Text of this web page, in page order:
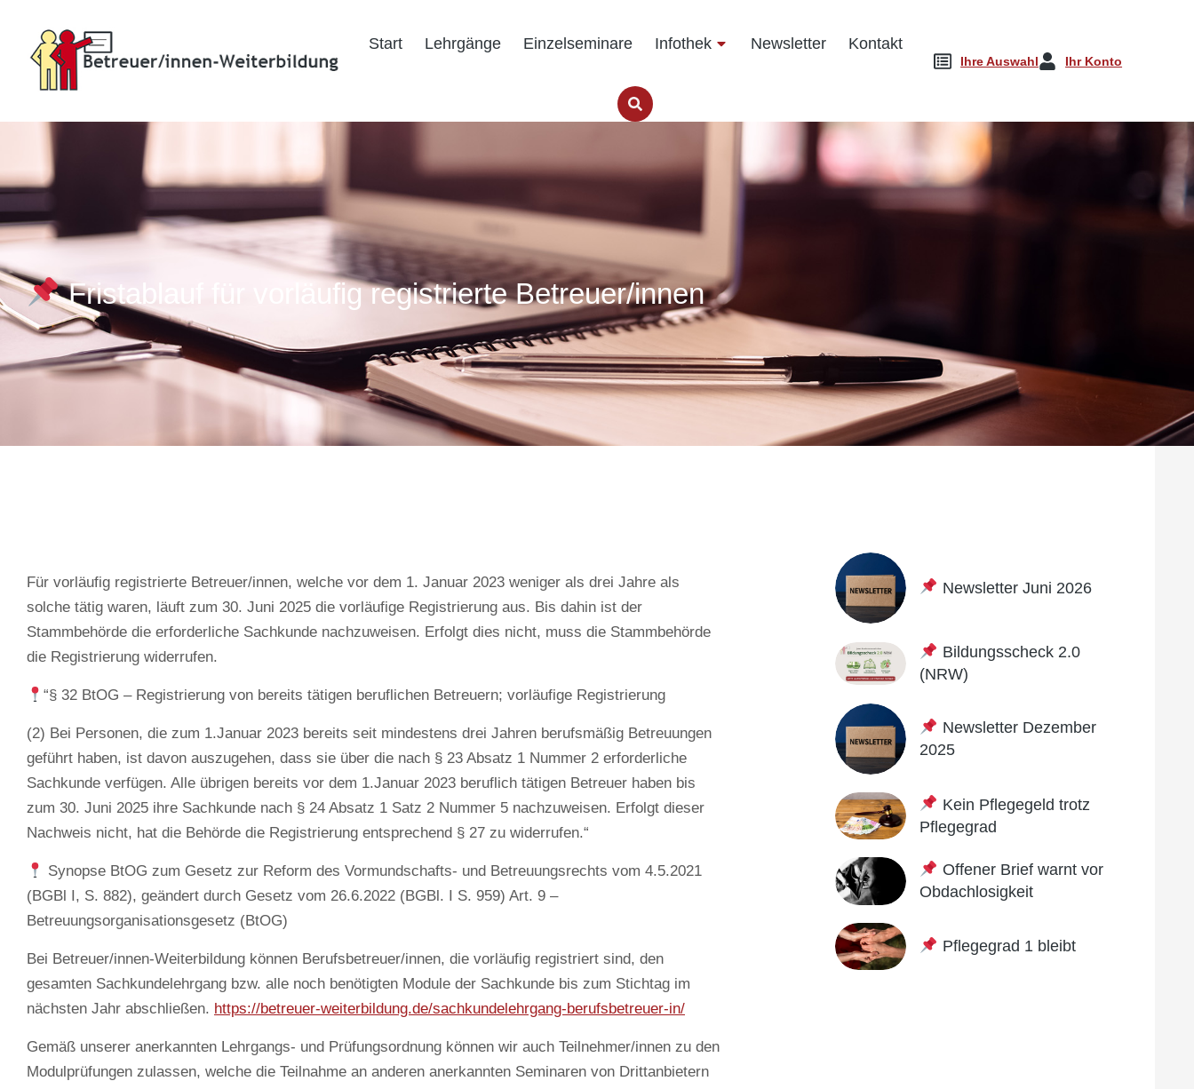
Start Lehrgänge Einzelseminare Infothek Newsletter Kontakt
Ihre Auswahl Ihr Konto
Fristablauf für vorläufig registrierte Betreuer/innen
Für vorläufig registrierte Betreuer/innen, welche vor dem 1. Januar 2023 weniger als drei Jahre als
solche tätig waren, läuft zum 30. Juni 2025 die vorläufige Registrierung aus. Bis dahin ist der
Stammbehörde die erforderliche Sachkunde nachzuweisen. Erfolgt dies nicht, muss die Stammbehörde
die Registrierung widerrufen.
“§ 32 BtOG – Registrierung von bereits tätigen beruflichen Betreuern; vorläufige Registrierung
(2) Bei Personen, die zum 1.Januar 2023 bereits seit mindestens drei Jahren berufsmäßig Betreuungen
geführt haben, ist davon auszugehen, dass sie über die nach § 23 Absatz 1 Nummer 2 erforderliche
Sachkunde verfügen. Alle übrigen bereits vor dem 1.Januar 2023 beruflich tätigen Betreuer haben bis
zum 30. Juni 2025 ihre Sachkunde nach § 24 Absatz 1 Satz 2 Nummer 5 nachzuweisen. Erfolgt dieser
Nachweis nicht, hat die Behörde die Registrierung entsprechend § 27 zu widerrufen.“
Synopse BtOG zum Gesetz zur Reform des Vormundschafts- und Betreuungsrechts vom 4.5.2021
(BGBl I, S. 882), geändert durch Gesetz vom 26.6.2022 (BGBl. I S. 959) Art. 9 –
Betreuungsorganisationsgesetz (BtOG)
Bei Betreuer/innen-Weiterbildung können Berufsbetreuer/innen, die vorläufig registriert sind, den
gesamten Sachkundelehrgang bzw. alle noch benötigten Module der Sachkunde bis zum Stichtag im
nächsten Jahr abschließen. https://betreuer-weiterbildung.de/sachkundelehrgang-berufsbetreuer-in/
Gemäß unserer anerkannten Lehrgangs- und Prüfungsordnung können wir auch Teilnehmer/innen zu den
Modulprüfungen zulassen, welche die Teilnahme an anderen anerkannten Seminaren von Drittanbietern
Newsletter Juni 2026
Bildungsscheck 2.0
(NRW)
Newsletter Dezember
2025
Kein Pflegegeld trotz
Pflegegrad
Offener Brief warnt vor
Obdachlosigkeit
Pflegegrad 1 bleibt